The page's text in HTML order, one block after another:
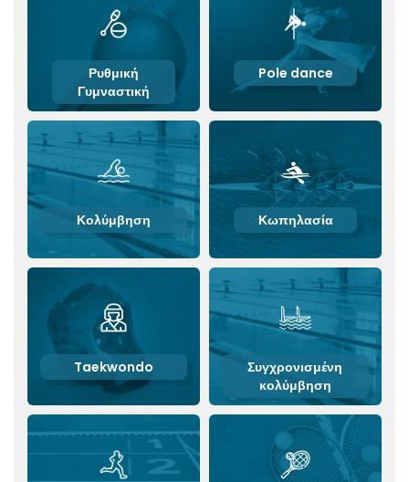
Pole dance
Ρυθμική
Γυμναστική
Κωπηλασία
Κολύμβηση
Συγχρονισμένη
κολύμβηση
Taekwondo